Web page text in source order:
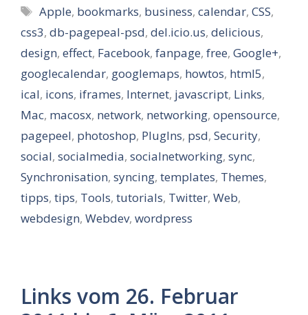
Schlagwörter
Apple, bookmarks, business,calendar,CSS,
css3, db-pagepeal-psd, del.icio.us, delicious,
design, effect, Facebook, fanpage, free, Google+,
googlecalendar, googlemaps, howtos, html5,
ical, icons, iframes, Internet, javascript, Links,
Mac, macosx, network, networking, opensource,
pagepeel, photoshop, PlugIns, psd, Security,
social, socialmedia, socialnetworking, sync,
Synchronisation, syncing, templates, Themes,
tipps, tips, Tools, tutorials, Twitter, Web,
webdesign, Webdev, wordpress
Links vom 26. Februar